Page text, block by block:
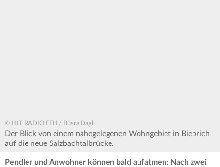
© HIT RADIO FFH / Büsra Dagli
Der Blick von einem nahegelegenen Wohngebiet in Biebrich
auf die neue Salzbachtalbrücke.
Pendler und Anwohner können bald aufatmen: Nach zwei